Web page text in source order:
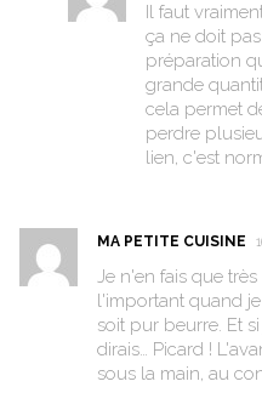
Il faut
ça ne doit
préparation
grande
cela permet
perdre
lien, c'est
MA PETITE CUISINE
Je n'en fais que
l'important quand
soit pur beurre. Et
dirais… Picard !
sous la main, au